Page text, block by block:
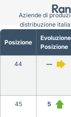
Posizione
Evoluzione
Posizione
44 —
45 5
Aziende di
distribuzione